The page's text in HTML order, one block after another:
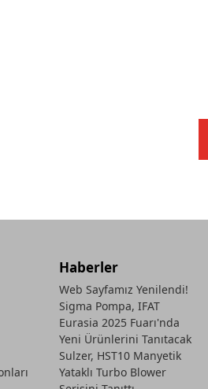
Haberler
Web Sayfamız Yenilendi!
Sigma Pompa, IFAT
Eurasia 2025 Fuarı'nda
Yeni Ürünlerini Tanıtacak
Sulzer, HST10 Manyetik
Yataklı Turbo Blower